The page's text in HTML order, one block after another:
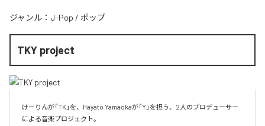
ジャンル： J-Pop / ポップ
TKY project
けーりんが「TK」を、Hayato Yamaokaが「Y」を担う、2人のプロデューサー
による音楽プロジェクト。